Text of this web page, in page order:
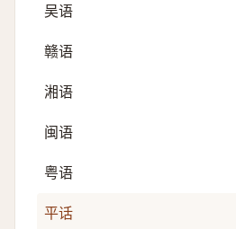
吴语
赣语
湘语
闽语
粤语
平话